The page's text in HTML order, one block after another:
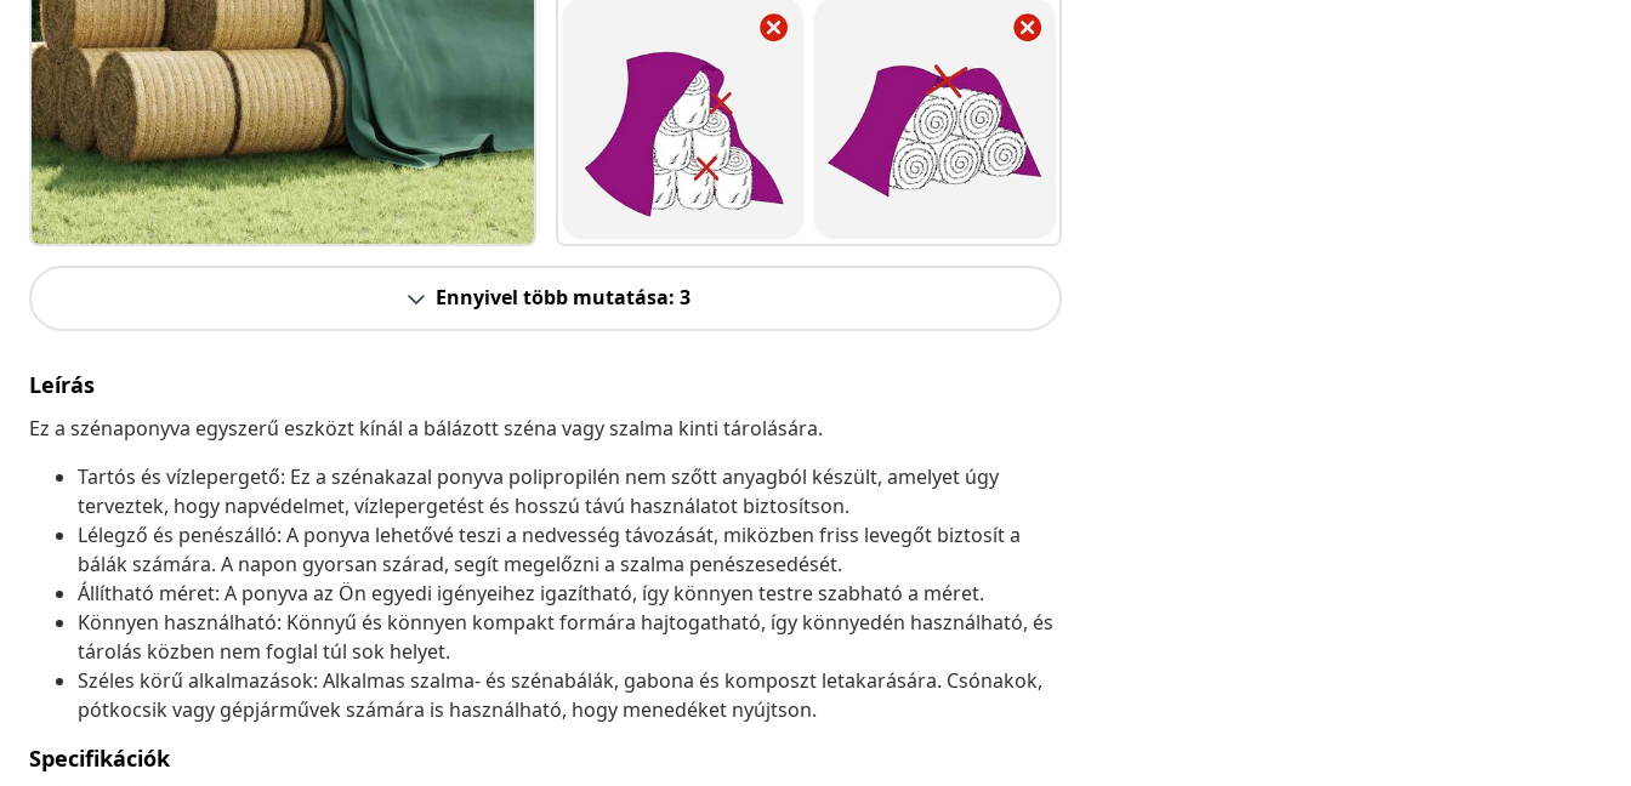
Ennyivel több mutatása: 3
Leírás
Ez a szénaponyva egyszerű eszközt kínál a bálázott széna vagy szalma kinti tárolására.
Tartós és vízlepergető: Ez a szénakazal ponyva polipropilén nem szőtt anyagból készült, amelyet úgy
terveztek, hogy napvédelmet, vízlepergetést és hosszú távú használatot biztosítson.
Lélegző és penészálló: A ponyva lehetővé teszi a nedvesség távozását, miközben friss levegőt biztosít a
bálák számára. A napon gyorsan szárad, segít megelőzni a szalma penészesedését.
Állítható méret: A ponyva az Ön egyedi igényeihez igazítható, így könnyen testre szabható a méret.
Könnyen használható: Könnyű és könnyen kompakt formára hajtogatható, így könnyedén használható, és
tárolás közben nem foglal túl sok helyet.
Széles körű alkalmazások: Alkalmas szalma- és szénabálák, gabona és komposzt letakarására. Csónakok,
pótkocsik vagy gépjárművek számára is használható, hogy menedéket nyújtson.
Specifikációk